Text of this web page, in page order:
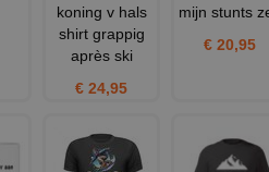
koning v hals
shirt grappig
après ski
€ 24,95
mijn stunts
€ 20,95